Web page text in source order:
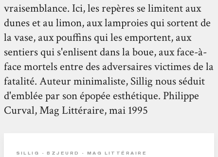
vraisemblance. Ici, les repères se limitent aux
dunes et au limon, aux lamproies qui sortent de
la vase, aux pouffins qui les emportent, aux
sentiers qui s'enlisent dans la boue, aux face-à-
face mortels entre des adversaires victimes de la
fatalité. Auteur minimaliste, Sillig nous séduit
d'emblée par son épopée esthétique. Philippe
Curval, Mag Littéraire, mai 1995
SILLIG - BZJEURD - MAG LITTÉRAIRE